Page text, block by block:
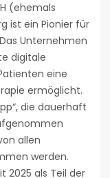
(ehemals
ist ein Pionier für
Unternehmen
digitale
eine
ermöglicht.
die dauerhaft
allen
werden.
2025 als Teil der